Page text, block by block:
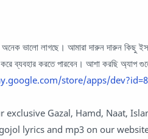
ভালো লাগছে। আমারা দারুন দারুন কিছু
ব্যবহার করতে পারবেন। আশা করছি অ্যাপ
store/apps/
Gazal, Hamd, Naat,
lyrics and mp3 on our